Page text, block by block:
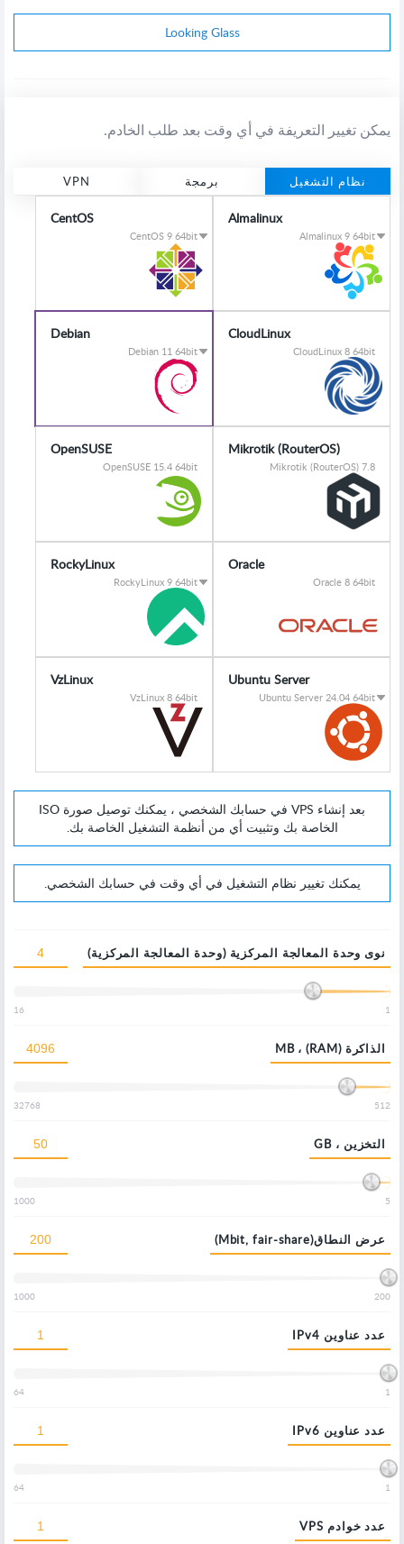
Looking Glass
يمكن تغيير التعريفة في أي وقت بعد طلب الخادم.
نظام التشغيل برمجة VPN
Almalinux
Almalinux 9 64bit
CentOS
CentOS 9 64bit
CloudLinux
CloudLinux 8 64bit
Debian
Debian 11 64bit
Mikrotik (RouterOS)
Mikrotik (RouterOS) 7.8
OpenSUSE
OpenSUSE 15.4 64bit
Oracle
Oracle 8 64bit
RockyLinux
RockyLinux 9 64bit
Ubuntu Server
Ubuntu Server 24.04 64bit
VzLinux
VzLinux 8 64bit
بعد إنشاء VPS في حسابك الشخصي ، يمكنك توصيل صورة ISO
الخاصة بك وتثبيت أي من أنظمة التشغيل الخاصة بك.
يمكنك تغيير نظام التشغيل في أي وقت في حسابك الشخصي.
نوى وحدة المعالجة المركزية (وحدة المعالجة المركزية)
1
16
الذاكرة (RAM) ، MB
512
32768
التخزين ، GB
5
1000
عرض النطاق(Mbit, fair-share)
200
1000
عدد عناوين IPv4
1
64
عدد عناوين IPv6
1
64
عدد خوادم VPS